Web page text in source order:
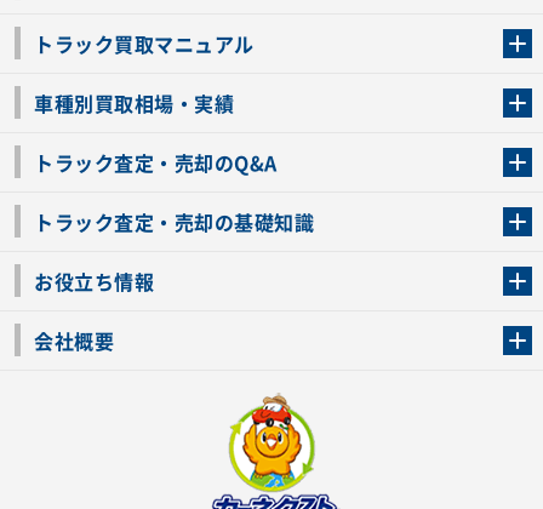
トラック買取マニュアル
車種別買取相場・実績
トラック査定・売却のQ&A
トラック査定・売却の基礎知識
お役立ち情報
会社概要